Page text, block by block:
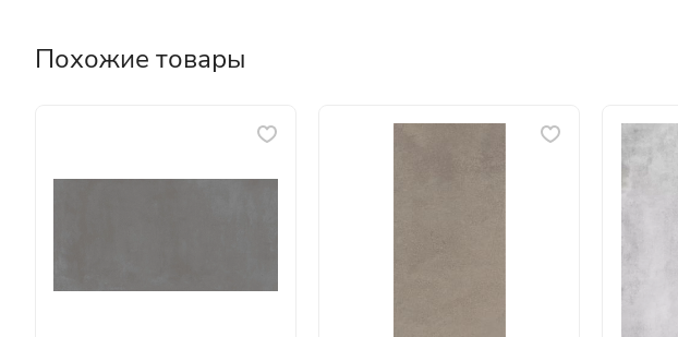
Похожие товары